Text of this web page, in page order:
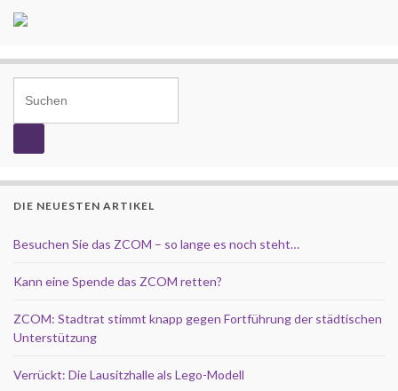
DIE NEUESTEN ARTIKEL
Besuchen Sie das ZCOM – so lange es noch steht…
Kann eine Spende das ZCOM retten?
ZCOM: Stadtrat stimmt knapp gegen Fortführung der städtischen
Unterstützung
Verrückt: Die Lausitzhalle als Lego-Modell